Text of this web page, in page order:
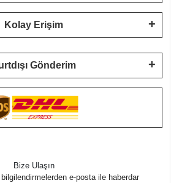
Kolay Erişim
Gönderim
Bize Ulaşın
e-posta ile haberdar